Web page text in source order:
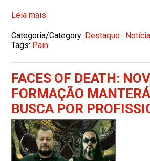
Leia mais
Categoria/Category: Destaque ·
Tags: Pain
FACES OF DEATH:
FORMAÇÃO
BUSCA POR